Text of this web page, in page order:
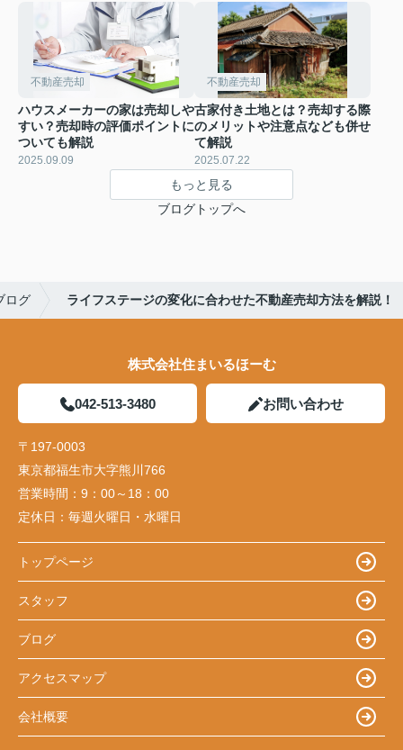
不動産売却
ハウスメーカーの家は売却しや
すい？売却時の評価ポイントに
ついても解説
2025.09.09
不動産売却
古家付き土地とは？売却する際
のメリットや注意点なども併せ
て解説
2025.07.22
もっと見る
ブログトップへ
ログ ライフステージの変化に合わせた不動産売却方法を解説！
株式会社住まいるほーむ
042-513-3480 お問い合わせ
〒197-0003
東京都福生市大字熊川766
営業時間： 9：00～18：00
定休日： 毎週火曜日・水曜日
トップページ
スタッフ
ブログ
アクセスマップ
会社概要